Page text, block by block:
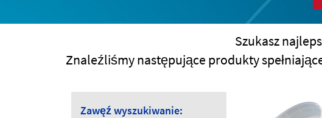
Szukasz
Znaleźliśmy następujące produkty
Zawęź wyszukiwanie: